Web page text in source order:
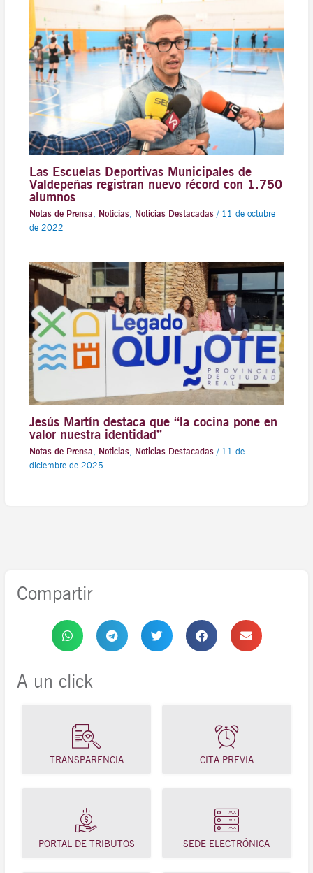
Las Escuelas Deportivas Municipales de
Valdepeñas registran nuevo récord con 1.750
alumnos
Notas de Prensa Noticias, Noticias Destacadas/ 11 de octubre
de 2022
Jesús Martín destaca que “la cocina pone en
valor nuestra identidad”
Notas de Prensa Noticias, Noticias Destacadas/ 11 de
diciembre de 2025
Compartir
A un click
TRANSPARENCIA CITA PREVIA
PORTAL DE TRIBUTOS SEDE ELECTRÓNICA